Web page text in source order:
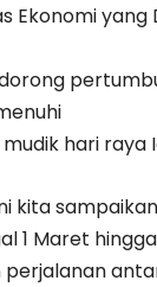
Ekonomi
hari raya
kita
1 Maret